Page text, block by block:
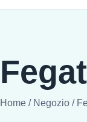
Home / Negozio /